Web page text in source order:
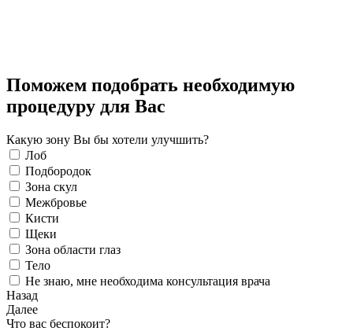
Поможем подобрать необходимую
процедуру для Вас
Какую зону Вы бы хотели улучшить?
Лоб
Подбородок
Зона скул
Межбровье
Кисти
Щеки
Зона области глаз
Тело
Не знаю, мне необходима консультация врача
Назад
Далее
Что вас беспокоит?